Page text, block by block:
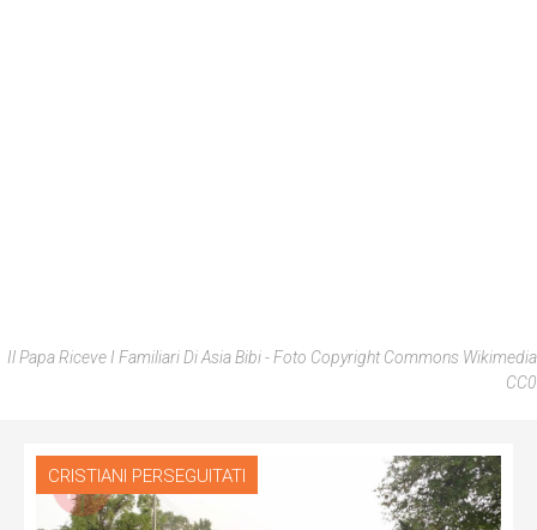
Il Papa Riceve I Familiari Di Asia Bibi - Foto Copyright Commons Wikimedia
CC0
CRISTIANI PERSEGUITATI